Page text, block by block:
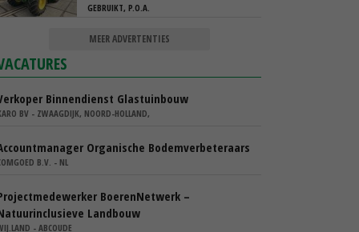
GEBRUIKT, P.O.A.
MEER ADVERTENTIES
Binnendienst Glastuinbouw
BV - ZWAAGDIJK, NOORD-HOLLAND,
Organische Bodemverbeteraars
B.V. - NL
BoerenNetwerk –
Landbouw
- ABCOUDE